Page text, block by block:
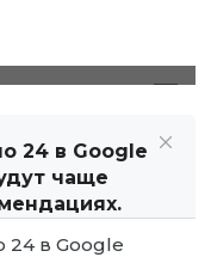
24 в Google
чаще
24 в Google